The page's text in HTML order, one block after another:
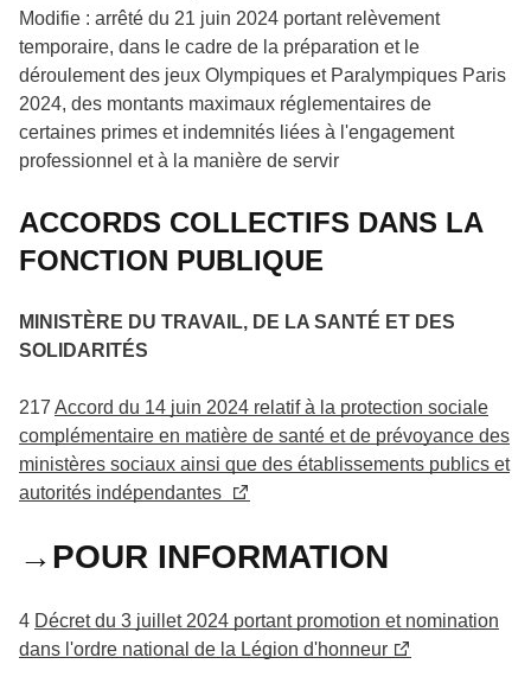
Modifie : arrêté du 21 juin 2024 portant relèvement
temporaire, dans le cadre de la préparation et le
déroulement des jeux Olympiques et Paralympiques Paris
2024, des montants maximaux réglementaires de
certaines primes et indemnités liées à l'engagement
professionnel et à la manière de servir
ACCORDS COLLECTIFS DANS LA
FONCTION PUBLIQUE
MINISTÈRE DU TRAVAIL, DE LA SANTÉ ET DES
SOLIDARITÉS
217 Accord du 14 juin 2024 relatif à la protection sociale
complémentaire en matière de santé et de prévoyance des
ministères sociaux ainsi que des établissements publics et
autorités indépendantes
→POUR INFORMATION
4 Décret du 3 juillet 2024 portant promotion et nomination
dans l'ordre national de la Légion d'honneur